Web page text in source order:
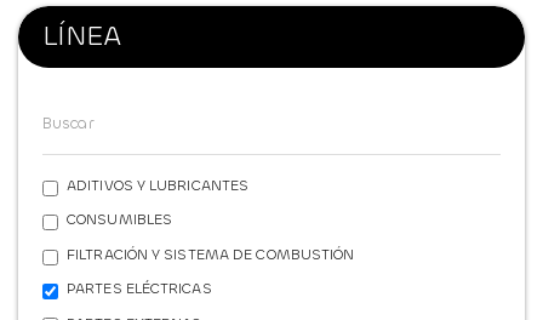
LÍNEA
ADITIVOS Y LUBRICANTES
CONSUMIBLES
FILTRACIÓN Y SISTEMA DE COMBUSTIÓN
PARTES ELÉCTRICAS